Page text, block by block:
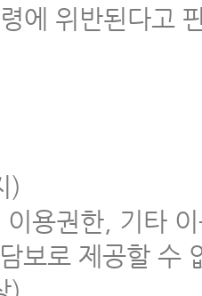
에 위반된다고
)
용권한, 기타
보로 제공할 수